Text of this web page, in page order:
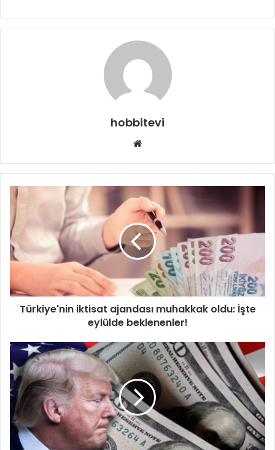
hobbitevi
Web
Türkiye'nin iktisat ajandası muhakkak oldu: İşte
eylülde beklenenler!